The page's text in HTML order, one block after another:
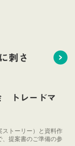
刺さ
トレードマ
ストーリー）と資料作
、提案書のご準備の参